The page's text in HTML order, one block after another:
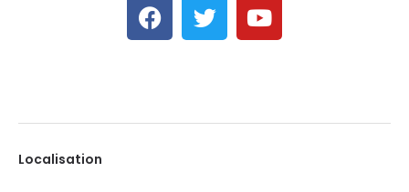
Localisation